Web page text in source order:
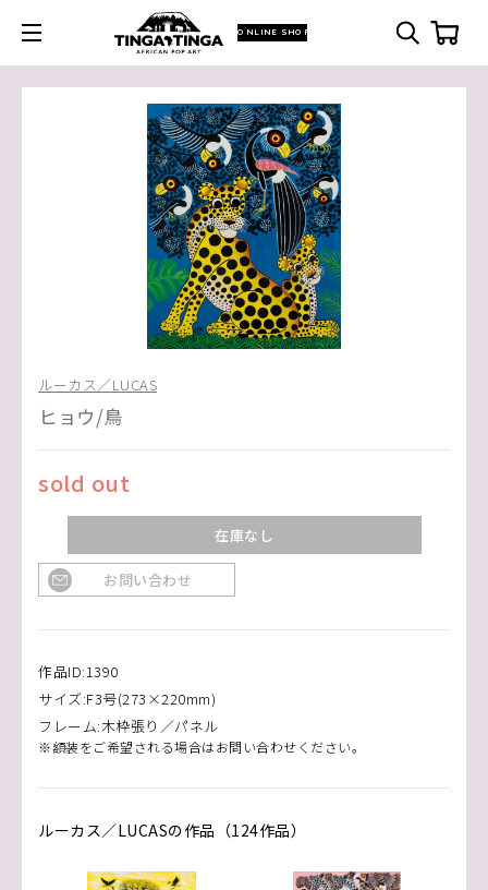
ONLINE SHOP
ルーカス／LUCAS
ヒョウ/鳥
sold out
在庫なし
お問い合わせ
作品ID:1390
サイズ:F3号(273×220mm)
フレーム:木枠張り／パネル
※額装をご希望される場合はお問い合わせください。
ルーカス／LUCASの作品（124作品）